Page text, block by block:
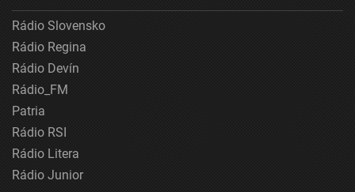
Rádio Slovensko
Rádio Regina
Rádio Devín
Rádio_FM
Patria
Rádio RSI
Rádio Litera
Rádio Junior